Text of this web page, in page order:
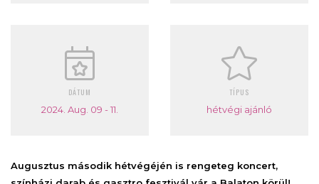
DÁTUM
2024. Aug. 09 - 11.
TÍPUS
hétvégi ajánló
Augusztus második hétvégéjén is rengeteg koncert,